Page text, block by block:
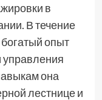
в
В течение
опыт
управления
она
лестнице и